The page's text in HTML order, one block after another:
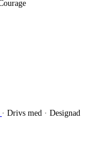
· Drivs med · Designad